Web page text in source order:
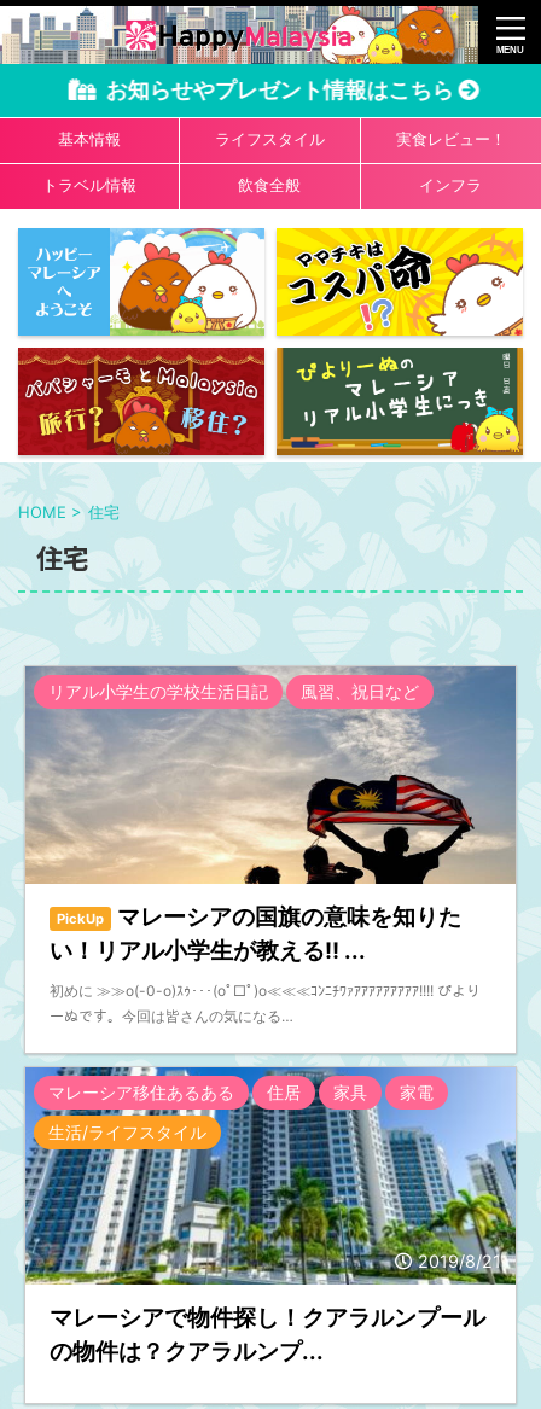
お知らせやプレゼント情報はこちら
基本情報 ライフスタイル 実食レビュー！
トラベル情報 飲食全般 インフラ
HOME > 住宅
住宅
リアル小学生の学校生活日記 風習、祝日など
PickUp
マレーシアの国旗の意味を知りた
い！リアル小学生が教える!! ...
初めに ≫≫o(-0-o)ｽｩ･･･(oﾟ□ﾟ)o≪≪≪ｺﾝﾆﾁﾜｧｱｱｱｱｱｱｱｱｱ!!!! ぴより
ーぬです。今回は皆さんの気になる…
2019/8/21
マレーシア移住あるある 住居 家具
家電
生活/ライフスタイル
マレーシアで物件探し！クアラルンプール
の物件は？クアラルンプ...